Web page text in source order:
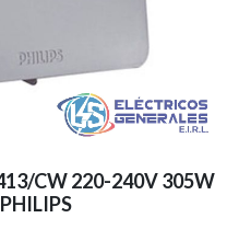
CW 220-240V 305W